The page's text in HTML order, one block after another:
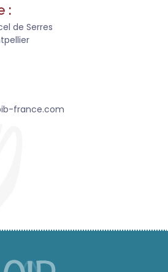
:
de Serres
france.com